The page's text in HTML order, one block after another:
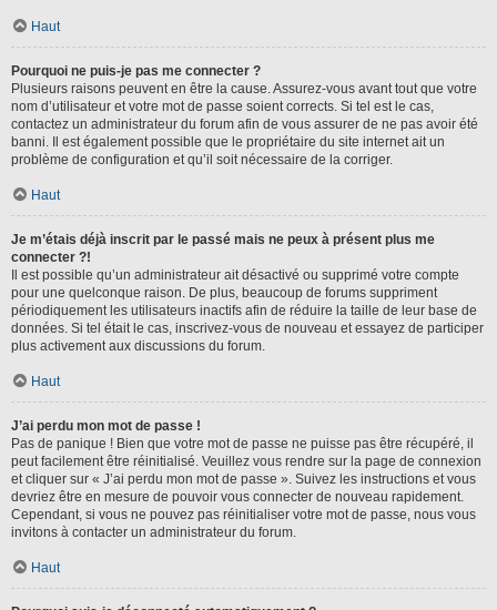
Haut
Pourquoi ne puis-je pas me connecter ?
Plusieurs raisons peuvent en être la cause. Assurez-vous avant tout que votre
nom d’utilisateur et votre mot de passe soient corrects. Si tel est le cas,
contactez un administrateur du forum afin de vous assurer de ne pas avoir été
banni. Il est également possible que le propriétaire du site internet ait un
problème de configuration et qu’il soit nécessaire de la corriger.
Haut
Je m’étais déjà inscrit par le passé mais ne peux à présent plus me
connecter ?!
Il est possible qu’un administrateur ait désactivé ou supprimé votre compte
pour une quelconque raison. De plus, beaucoup de forums suppriment
périodiquement les utilisateurs inactifs afin de réduire la taille de leur base de
données. Si tel était le cas, inscrivez-vous de nouveau et essayez de participer
plus activement aux discussions du forum.
Haut
J’ai perdu mon mot de passe !
Pas de panique ! Bien que votre mot de passe ne puisse pas être récupéré, il
peut facilement être réinitialisé. Veuillez vous rendre sur la page de connexion
et cliquer sur « J’ai perdu mon mot de passe ». Suivez les instructions et vous
devriez être en mesure de pouvoir vous connecter de nouveau rapidement.
Cependant, si vous ne pouvez pas réinitialiser votre mot de passe, nous vous
invitons à contacter un administrateur du forum.
Haut